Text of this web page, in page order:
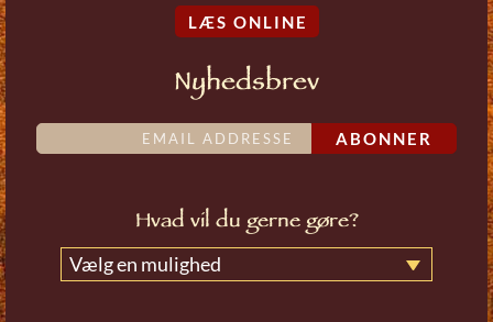
LÆS ONLINE
Nyhedsbrev
ABONNER
Hvad vil du gerne gøre?
Vælg en mulighed